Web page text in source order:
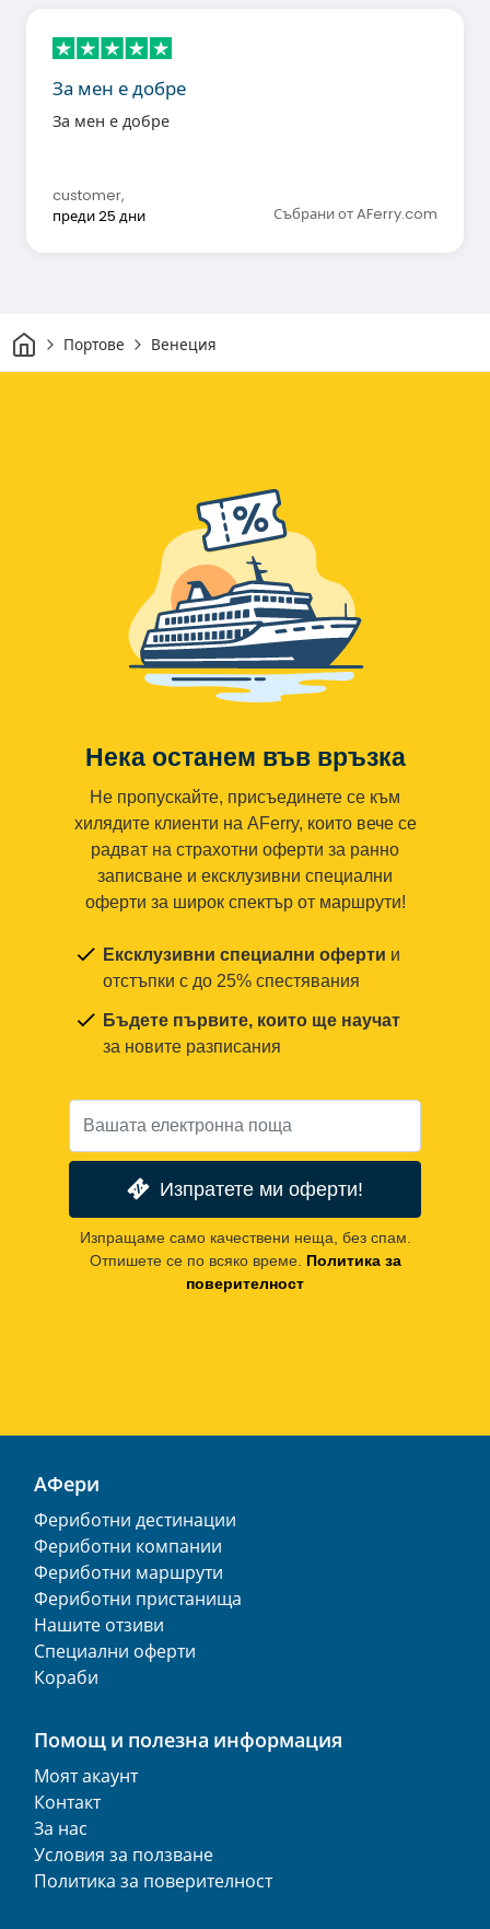
За мен е добре
За мен е добре
customer,
преди 25 дни
Събрани от AFerry.com
Начало
Портове Венеция
Нека останем във връзка
Не пропускайте, присъединете се към
хилядите клиенти на AFerry, които вече се
радват на страхотни оферти за ранно
записване и ексклузивни специални
оферти за широк спектър от маршрути!
Ексклузивни специални оферти и
отстъпки с до 25% спестявания
Бъдете първите, които ще научат
за новите разписания
Изпратете ми оферти!
Изпращаме само качествени неща, без спам.
Отпишете се по всяко време. Политика за
поверителност
АФери
Фериботни дестинации
Фериботни компании
Фериботни маршрути
Фериботни пристанища
Нашите отзиви
Специални оферти
Кораби
Помощ и полезна информация
Моят акаунт
Контакт
За нас
Условия за ползване
Политика за поверителност